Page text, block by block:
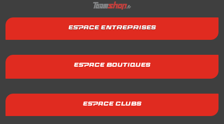
ESPACE ENTREPRISES
ESPACE BOUTIQUES
ESPACE CLUBS